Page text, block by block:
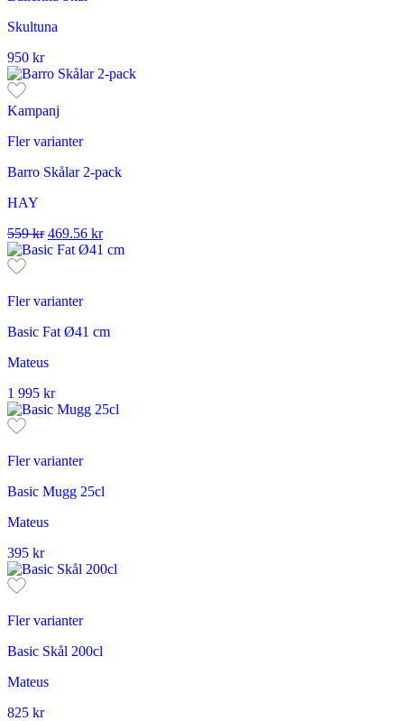
Skultuna
950 kr
Kampanj
Fler varianter
Barro Skålar 2-pack
HAY
559kr 469.56 kr
Fler varianter
Basic Fat Ø41 cm
Mateus
1 995 kr
Fler varianter
Basic Mugg 25cl
Mateus
395 kr
Fler varianter
Basic Skål 200cl
Mateus
825 kr